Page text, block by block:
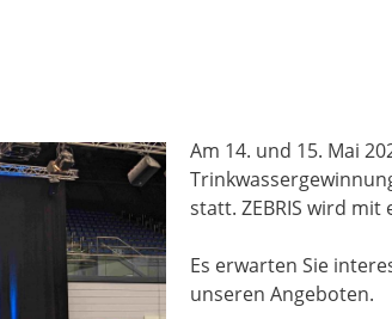
Am 14. und 15. Mai
statt. ZEBRIS wird
Es erwarten Sie
unseren Angeboten.